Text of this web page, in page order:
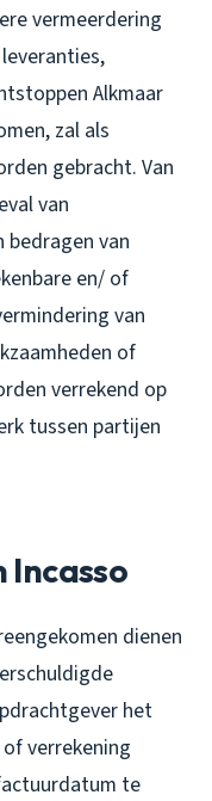
vermeerdering
Alkmaar
zal als
gebracht. Van
van
van
en/ of
van
of
verrekend op
tussen partijen
Incasso
dienen
het
verrekening
te